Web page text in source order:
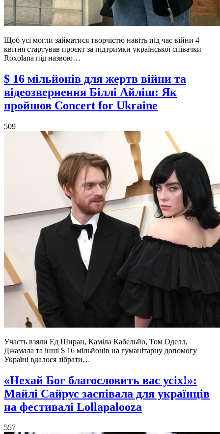
Щоб усі могли займатися творчістю навіть під час війни 4
квітня стартував проєкт за підтримки української співачки
Roxolana під назвою…
$ 16 мільйонів для жертв війни та
відеозвернення Біллі Айліш: Як
пройшов Concert for Ukraine
509
Участь взяли Ед Ширан, Каміла Кабельйо, Том Оделл,
Джамала та інші $ 16 мільйонів на гуманітарну допомогу
Україні вдалося зібрати…
«Нехай Бог благословить вас усіх!»:
Майлі Сайрус заспівала для українців
на фестивалі Lollapalooza
557